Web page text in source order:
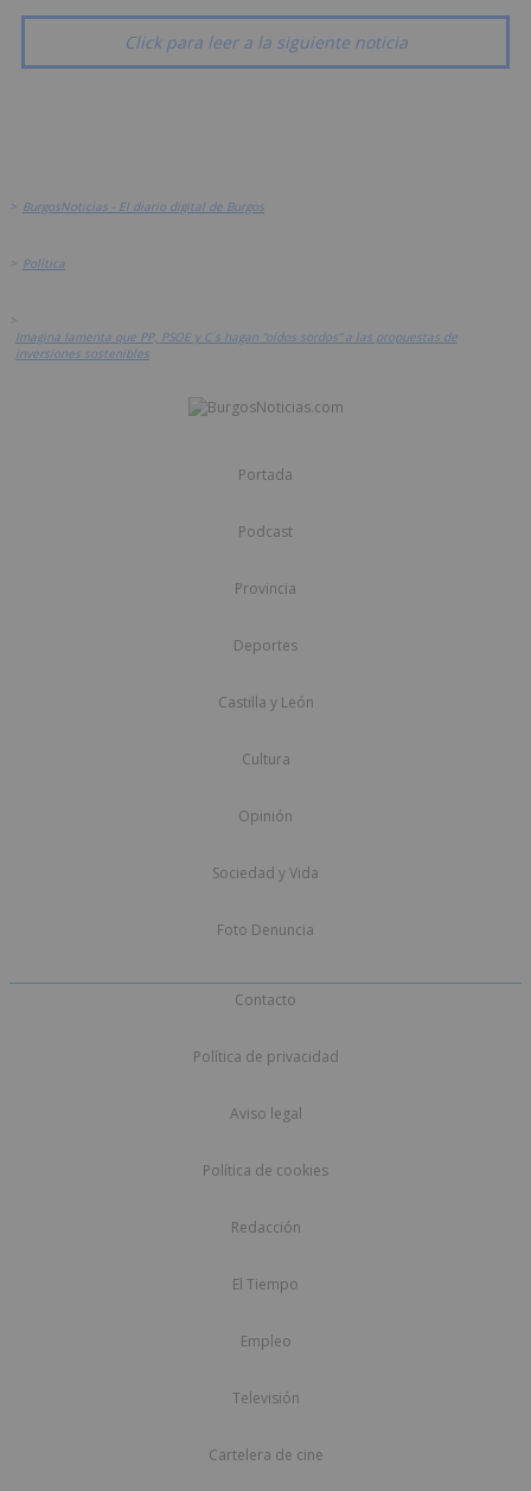
Click para leer a la siguiente noticia
> BurgosNoticias - El diario digital de Burgos
> Política
>
Imagina lamenta que PP, PSOE y C´s hagan “oídos sordos” a las propuestas de
inversiones sostenibles
Portada
Podcast
Provincia
Deportes
Castilla y León
Cultura
Opinión
Sociedad y Vida
Foto Denuncia
Contacto
Política de privacidad
Aviso legal
Política de cookies
Redacción
El Tiempo
Empleo
Televisión
Cartelera de cine